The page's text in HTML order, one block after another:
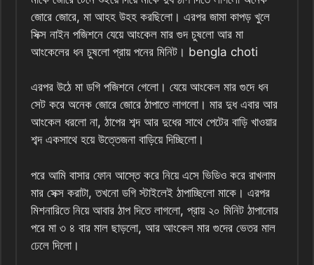
জোরে জোরে, মা আহহ উহহ করছিলো। এরপর জামা কাপড় খুলে
সিক্স নাইন পজিশনে যেয়ে আংকেল মার গুদ চুষলো আর মা
আংকেলের ধন চুষলো প্রায় পনের মিনিট। bengla choti
এরপর উঠে মা ডগি পজিশনে গেলো। যেয়ে আংকেল মার গুদে ধন
সেট করে অনেক জোরে জোরে ঠাপাতে লাগলো। মার দুধ এবার আর
আংকেল ধরলো না, ঠাপের শব্দ আর দুধের সাথে পেটের বাড়ি খাওয়ার
শব্দ একসাথে হয়ে উত্তেজনা বাড়িয়ে দিচ্ছিলো।
পরে আমি বাসার ফোন আস্তে করে নিয়ে এসে ভিডিও করে রাখলাম
মার সেক্স করাটা, তখনো ডগি স্টাইলেই ঠাপাচ্ছিলো মাকে। এরপর
মিশনারিতে নিয়ে আবার ঠাপ দিতে লাগলো, প্রায় ২০ মিনিট ঠাপানোর
পরে মা ৩ ৪ বার মাল ছাড়লো, আর আংকেল মার গুদের ভেতর মাল
ঢেলে দিলো।